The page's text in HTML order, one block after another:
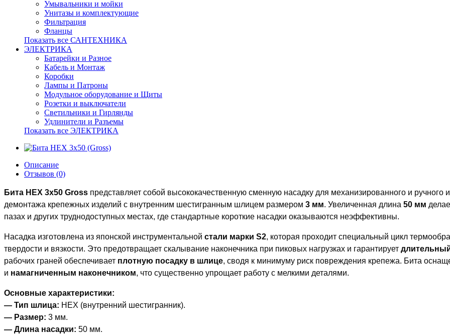
Умывальники и мойки
Унитазы и комплектующие
Фильтрация
Фланцы
Показать все САНТЕХНИКА
ЭЛЕКТРИКА
Батарейки и Разное
Кабель и Монтаж
Коробки
Лампы и Патроны
Модульное оборудование и Щиты
Розетки и выключатели
Светильники и Гирлянды
Удлинители и Разъемы
Показать все ЭЛЕКТРИКА
Описание
Отзывов (0)
Бита HEX 3х50 Gross представляет собой высококачественную сменную насадку для механизированного и
демонтажа крепежных изделий с внутренним шестигранным шлицем размером 3 мм. Увеличенная длина 50 мм
пазах и других труднодоступных местах, где стандартные короткие насадки оказываются неэффективны.
Насадка изготовлена из японской инструментальной стали марки S2, которая проходит специальный цикл
твердости и вязкости. Это предотвращает скалывание наконечника при пиковых нагрузках и гарантирует
рабочих граней обеспечивает плотную посадку в шлице, сводя к минимуму риск повреждения крепежа. Бита
и намагниченным наконечником, что существенно упрощает работу с мелкими деталями.
Основные характеристики:
— Тип шлица: HEX (внутренний шестигранник).
— Размер: 3 мм.
— Длина насадки: 50 мм.